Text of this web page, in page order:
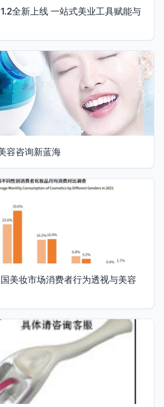
全新上线 一站式美业工具赋能与
容咨询新蓝海
美妆市场消费者行为透视与美容